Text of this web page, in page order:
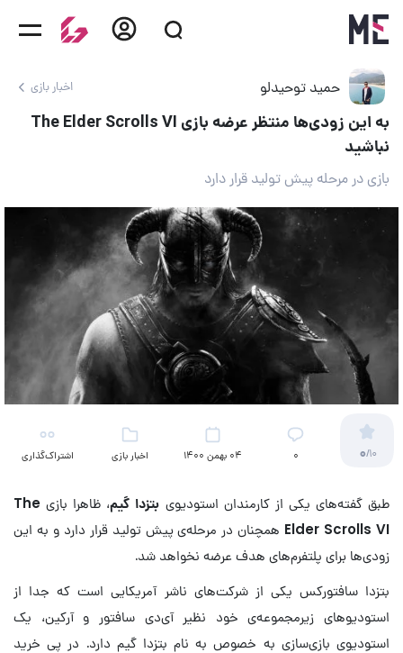
حمید توحیدلو اخبار بازی
به این زودی‌ها منتظر عرضه بازی The Elder Scrolls VI
نباشید
بازی در مرحله پیش تولید قرار دارد
0/10 ۰ 04 بهمن 1400 اخبار بازی اشتراک‌گذاری
طبق گفته‌های یکی از کارمندان استودیوی بتزدا گیم، ظاهرا بازی The
Elder Scrolls VI همچنان در مرحله‌ی پیش تولید قرار دارد و به این
زودی‌ها برای پلتفرم‌های هدف عرضه نخواهد شد.
بتزدا سافتورکس یکی از شرکت‌های ناشر آمریکایی است که جدا از
استودیوهای زیرمجموعه‌ی خود نظیر آی‌دی سافتور و آرکین، یک
استودیوی بازی‌سازی به خصوص به نام بتزدا گیم دارد. در پی خرید